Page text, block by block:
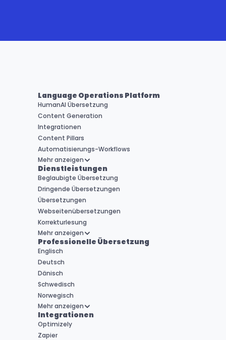
Language Operations Platform
HumanAI Übersetzung
Content Generation
Integrationen
Content Pillars
Automatisierungs-Workflows
Mehr anzeigen
Dienstleistungen
Beglaubigte Übersetzung
Dringende Übersetzungen
Übersetzungen
Webseitenübersetzungen
Korrekturlesung
Mehr anzeigen
Professionelle Übersetzung
Englisch
Deutsch
Dänisch
Schwedisch
Norwegisch
Mehr anzeigen
Integrationen
Optimizely
Zapier